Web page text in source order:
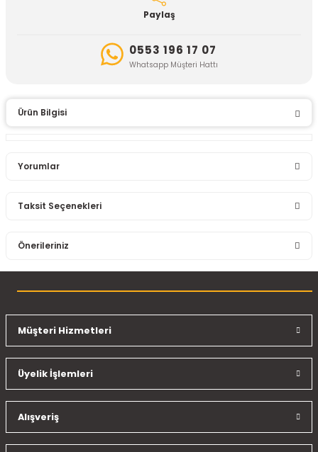
Paylaş
0553 196 17 07
Whatsapp Müşteri Hattı
Ürün Bilgisi
Yorumlar
Taksit Seçenekleri
Önerileriniz
konularda yetersiz gördüğünüz noktaları öneri formunu
Ürün resmi kalitesiz, bozuk veya görüntülenemiyor.
Ürün açıklamasında eksik bilgiler bulunuyor.
Ürün fiyatı diğer sitelerden daha pahalı.
Bu ürüne benzer farklı alternatifler olmalı.
Müşteri Hizmetleri
Üyelik İşlemleri
Alışveriş